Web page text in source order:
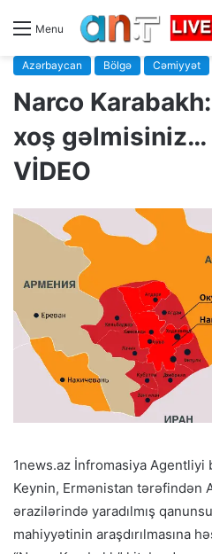
Menu
Azərbaycan Bölgə Cəmiyyət
Narco
xoş gəlmisiniz…
VİDEO
1news.az İnfromasiya Agentliyi
Keynin, Ermənistan tərəfindən
ərazilərində yaradılmış
mahiyyətinin araşdırılmasına